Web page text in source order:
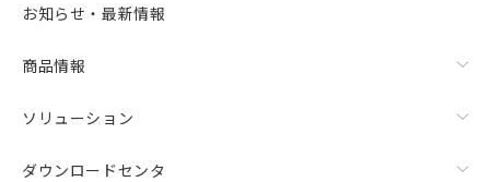
お知らせ・最新情報
商品情報
ソリューション
ダウンロードセンタ